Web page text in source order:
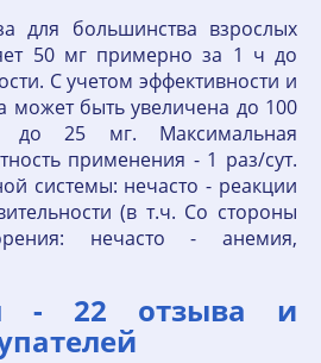
для большинства взрослых
50 мг примерно за 1 ч до
С учетом эффективности и
может быть увеличена до 100
25 мг. Максимальная
применения - 1 раз/сут.
системы: нечасто - реакции
(в т.ч. Со стороны
нечасто - анемия,
- 22 отзывa и